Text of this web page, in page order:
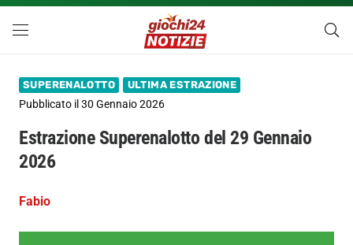
SUPERENALOTTO ULTIMA ESTRAZIONE
Pubblicato il 30 Gennaio 2026
Estrazione Superenalotto del 29 Gennaio
2026
Fabio